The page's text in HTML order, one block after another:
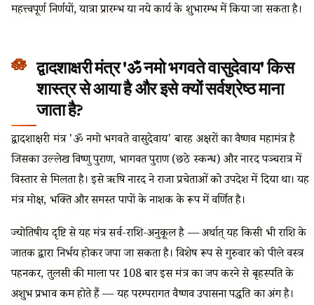
महत्त्वपूर्ण निर्णयों, यात्रा प्रारम्भ या नये कार्य के शुभारम्भ में किया जा सकता है।
द्वादशाक्षरी मंत्र 'ॐ नमो भगवते वासुदेवाय' किस
शास्त्र से आया है और इसे क्यों सर्वश्रेष्ठ माना
जाता है?
द्वादशाक्षरी मंत्र 'ॐ नमो भगवते वासुदेवाय' बारह अक्षरों का वैष्णव महामंत्र है
जिसका उल्लेख विष्णु पुराण, भागवत पुराण (छठे स्कन्ध) और नारद पञ्चरात्र में
विस्तार से मिलता है। इसे ऋषि नारद ने राजा प्रचेताओं को उपदेश में दिया था। यह
मंत्र मोक्ष, भक्ति और समस्त पापों के नाशक के रूप में वर्णित है।
ज्योतिषीय दृष्टि से यह मंत्र सर्व-राशि-अनुकूल है — अर्थात् यह किसी भी राशि के
जातक द्वारा निर्भय होकर जपा जा सकता है। विशेष रूप से गुरुवार को पीले वस्त्र
पहनकर, तुलसी की माला पर 108 बार इस मंत्र का जप करने से बृहस्पति के
अशुभ प्रभाव कम होते हैं — यह परम्परागत वैष्णव उपासना पद्धति का अंग है।